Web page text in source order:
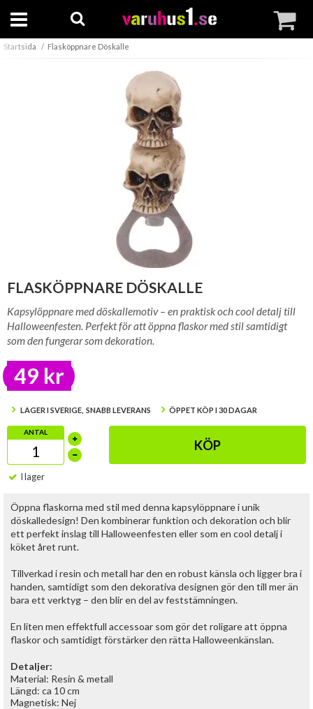
Startsida Flasköppnare Döskalle
FLASKÖPPNARE DÖSKALLE
Kapsylöppnare med döskallemotiv – en praktisk och cool detalj till
Halloweenfesten. Perfekt för att öppna flaskor med stil samtidigt
som den fungerar som dekoration.
49 kr
LAGER I SVERIGE, SNABB LEVERANS ÖPPET KÖP I 30 DAGAR
ANTAL
KÖP
I lager
Öppna flaskorna med stil med denna kapsylöppnare i unik
döskalledesign! Den kombinerar funktion och dekoration och blir
ett perfekt inslag till Halloweenfesten eller som en cool detalj i
köket året runt.
Tillverkad i resin och metall har den en robust känsla och ligger bra i
handen, samtidigt som den dekorativa designen gör den till mer än
bara ett verktyg – den blir en del av feststämningen.
En liten men effektfull accessoar som gör det roligare att öppna
flaskor och samtidigt förstärker den rätta Halloweenkänslan.
Detaljer:
Material: Resin & metall
Längd: ca 10 cm
Magnetisk: Nej